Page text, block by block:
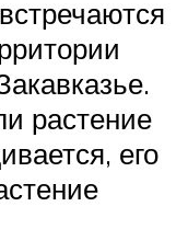
растение
его